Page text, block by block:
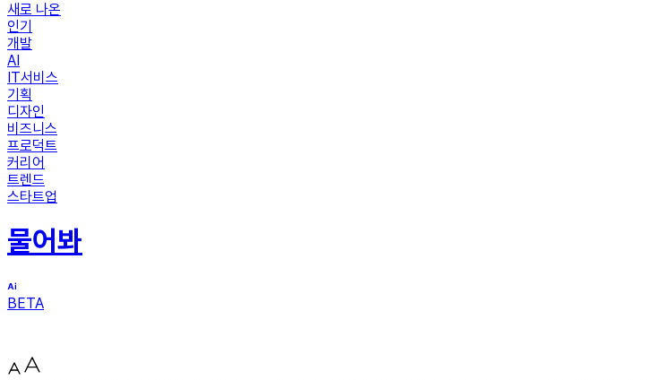
새로 나온
인기
개발
AI
IT서비스
기획
디자인
비즈니스
프로덕트
커리어
트렌드
스타트업
물어봐
BETA